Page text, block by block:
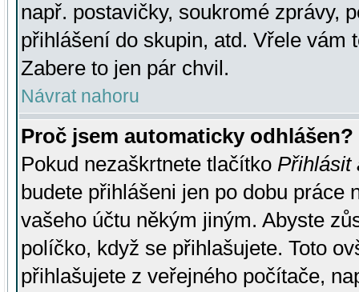
např. postavičky, soukromé zprávy,
přihlášení do skupin, atd. Vřele vám
Zabere to jen pár chvil.
Návrat nahoru
Proč jsem automaticky odhlášen?
Pokud nezaškrtnete tlačítko Přihlásit
budete přihlášeni jen po dobu práce
vašeho účtu někým jiným. Abyste
políčko, když se přihlašujete. Toto
přihlašujete z veřejného počítače,